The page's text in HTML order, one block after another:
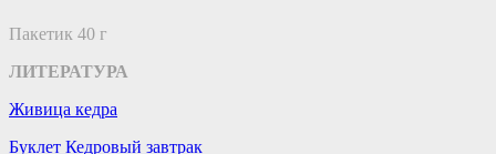
Пакетик 40 г
ЛИТЕРАТУРА
Живица кедра
Буклет Кедровый завтрак